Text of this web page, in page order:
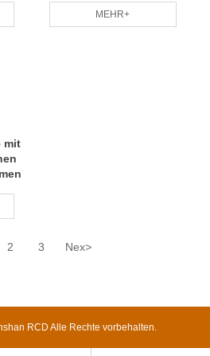
Industrie an
MEHR+
mit
2 3 Nex>
RCD Alle Rechte vorbehalten.